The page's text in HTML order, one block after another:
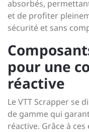
absorbés,
et de profiter
sécurité et sans
pour une
réactive
Le VTT Scrapper se
de gamme qui
réactive. Grâce à